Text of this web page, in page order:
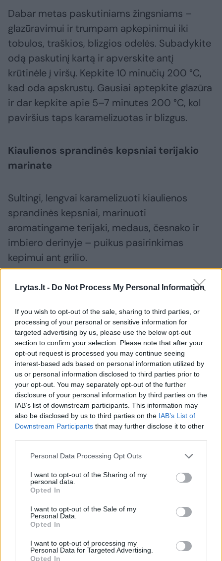
Lrytas.lt - Do Not Process My Personal Information
If you wish to opt-out of the sale, sharing to third parties, or
processing of your personal or sensitive information for
targeted advertising by us, please use the below opt-out
section to confirm your selection. Please note that after your
opt-out request is processed you may continue seeing
interest-based ads based on personal information utilized by
us or personal information disclosed to third parties prior to
your opt-out. You may separately opt-out of the further
disclosure of your personal information by third parties on the
IAB’s list of downstream participants. This information may
also be disclosed by us to third parties on the IAB’s List of
Downstream Participants that may further disclose it to other
Personal Data Processing Opt Outs
I want to opt-out of the Sharing of my
personal data.
Opted In
I want to opt-out of the Sale of my
Personal Data.
Opted In
I want to opt-out of processing my
Personal Data for Targeted Advertising.
Opted In
Dabar metas paskutiniams žingsniams –
glazūravimui ir trumpam apkepinimui iki
tobulos, traškios, blizgios odelės. Subadykite
odą paskutinį kartą ir apverskite antį
krūtinėle į viršų. Kepkite 10 minučių 200 °C,
kad oda apskrustų. Gausiai aptepkite glazūra
ir dar kepkite apie 5–7 minutes 200 °C, kol
paviršius taps karamelizuotas ir blizgus.
Kiaulienos sprandinės kepsniai terijakio
marinate
Sultingi, lengvai karamelizuoti kiaulienos
sprandinės kepsniai, marinuoti
aromatingame terijaki, medaus, česnako ir
imbiero derinyje – puikus pasirinkimas
kepimui ant grilio.
Jums reikės (4 porcijoms):
1 kg kiaulienos sprandinės kepsnių
2 šaukštai terijaki padažo
2 šaukštai medaus
2 česnako skiltelės, smulkintos
šviežias imbieras (tiek pat kaip česnako),
smulkintas
druska ir šviežiai malti pipirai
Kepsnių paruošimas:
Kepsnius kruopščiai išmaišykite su visais
marinato ingredientais, uždenkite ir
marinuokite šaldytuve bent 2–4 valandas,